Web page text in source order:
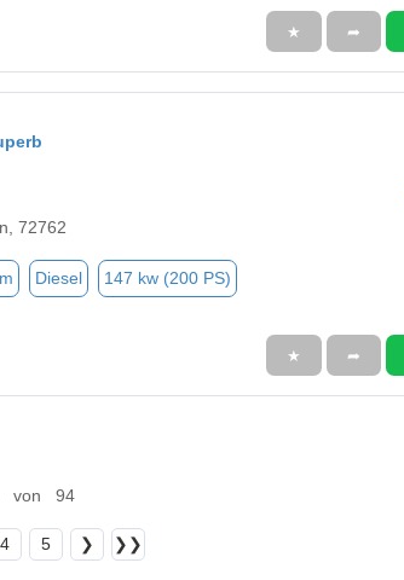
★ ➦
72762
Diesel 147 kw (200 PS)
★ ➦
94
4 5 ❯ ❯❯